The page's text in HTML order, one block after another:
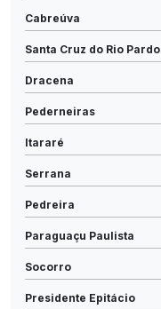
Cabreúva
Santa Cruz do Rio Pardo
Dracena
Pederneiras
Itararé
Serrana
Pedreira
Paraguaçu Paulista
Socorro
Presidente Epitácio